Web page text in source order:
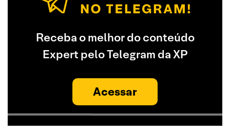
Receba o melhor do conteúdo
Expert pelo Telegram da XP
Acessar